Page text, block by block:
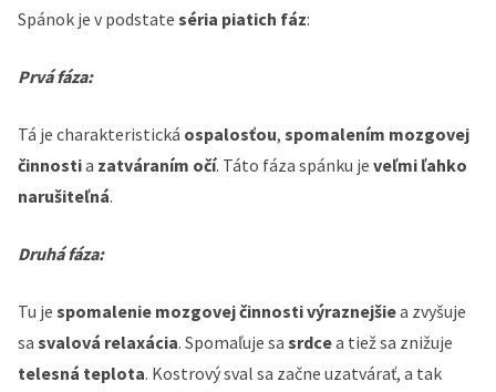
Spánok je v podstate séria piatich fáz:
Prvá fáza:
Tá je charakteristická ospalosťou, spomalením mozgovej
činnostia zatváraním očí. Táto fáza spánku je veľmi ľahko
narušiteľná.
Druhá fáza:
Tu je spomalenie mozgovej činnosti výraznejšiea zvyšuje
sa svalová relaxácia. Spomaľuje sa srdcea tiež sa znižuje
telesná teplota. Kostrový sval sa začne uzatvárať, a tak